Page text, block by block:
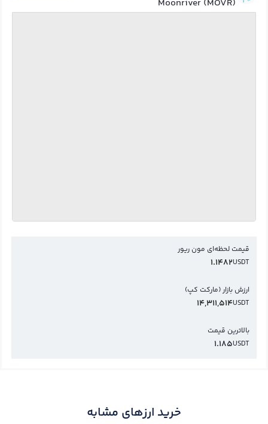
Moonriver (MOVR)
قیمت لحظه‌ای مون ریور
USDT
1.1482
ارزش بازار (مارکت کپ)
USDT
14,311,514
بالاترین قیمت
USDT
1.185
خرید ارزهای مشابه